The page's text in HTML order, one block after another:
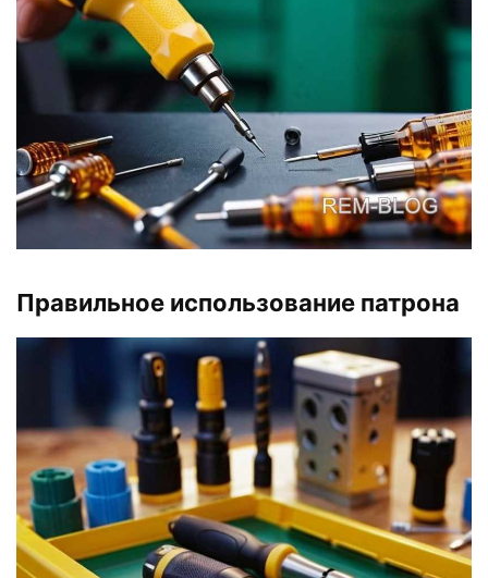
Правильное использование патрона